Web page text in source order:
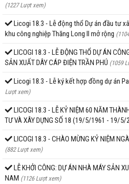
(1227 Lượt xem)
Licogi 18.3 - Lễ động thổ Dự án đầu tư
khu công nghiệp Thăng Long II mở rộng
LICOGI 18.3 - LỄ ĐỘNG THỔ DỰ ÁN
SẢN XUẤT DÂY CÁP ĐIỆN TRẦN PHÚ (1059
Licogi 18.3 - Lễ ký kết hợp đồng dự án
Lượt xem)
LICOGI 18.3 - LỄ KỶ NIỆM 60 NĂM
TƯ VÀ XÂY DỰNG SỐ 18 (19/5/1961 - 19/5/
LICOGI 18.3 - CHÀO MỪNG KỶ NIỆM
(882 Lượt xem)
LỄ KHỞI CÔNG: DỰ ÁN NHÀ MÁY SẢN
NAM (1126 Lượt xem)